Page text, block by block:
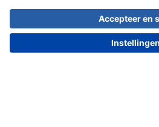
Meest populaire artikelen